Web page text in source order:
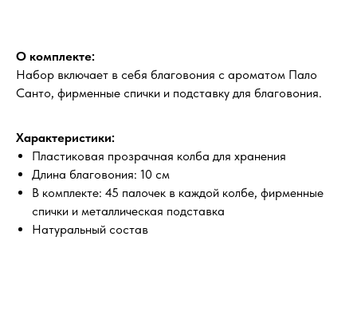
О комплекте:
Набор включает в себя благовония с ароматом Пало
Санто, фирменные спички и подставку для благовония.
Характеристики:
Пластиковая прозрачная колба для хранения
Длина благовония: 10 см
В комплекте: 45 палочек в каждой колбе, фирменные
спички и металлическая подставка
Натуральный состав